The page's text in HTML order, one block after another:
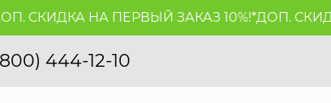
СКИДКА НА ПЕРВЫЙ ЗАКАЗ 10%!*ДОП.
444-12-10